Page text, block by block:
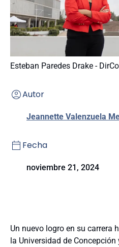
Esteban Paredes Drake -
Autor
Jeannette Valenzuela
Fecha
noviembre 21, 2024
Un nuevo logro en su carrera
la Universidad de Concepción